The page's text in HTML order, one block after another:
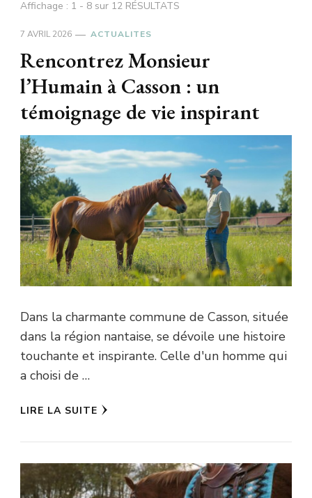
Affichage : 1 - 8 sur 12 RÉSULTATS
7 AVRIL 2026 ACTUALITES
Rencontrez Monsieur
l’Humain à Casson : un
témoignage de vie inspirant
Dans la charmante commune de Casson, située
dans la région nantaise, se dévoile une histoire
touchante et inspirante. Celle d'un homme qui
a choisi de …
LIRE LA SUITE